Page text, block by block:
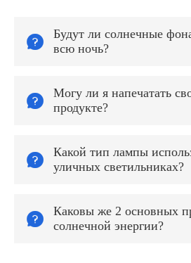

Будут ли солнечные
всю ночь?

Могу ли я напечатать
продукте?

Какой тип лампы
уличных светильниках?

Каковы же 2 основных
солнечной энергии?